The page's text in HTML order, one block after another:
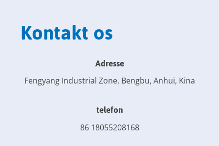
Kontakt os
Adresse
Fengyang Industrial Zone, Bengbu, Anhui, Kina
telefon
86 18055208168